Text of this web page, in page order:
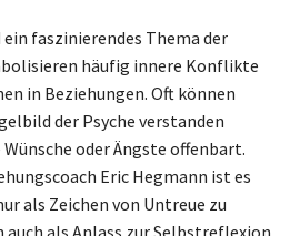
faszinierendes Thema der
häufig innere Konflikte
in Beziehungen. Oft können
der Psyche verstanden
oder Ängste offenbart.
Eric Hegmann ist es
als Zeichen von Untreue zu
als Anlass zur Selbstreflexion